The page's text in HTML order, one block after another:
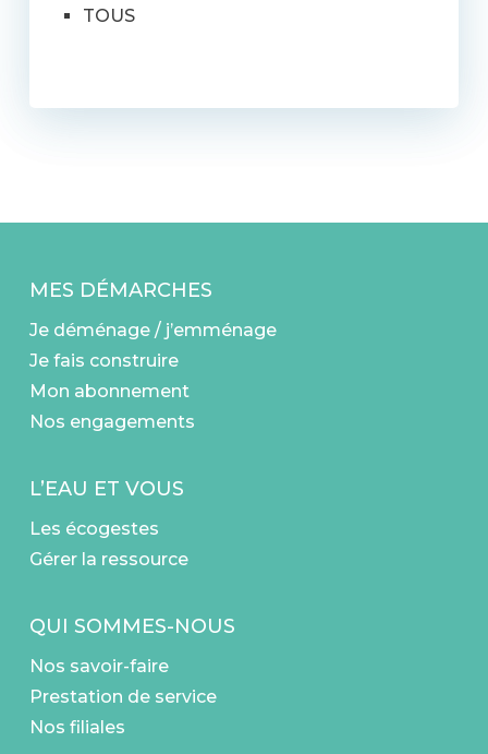
TOUS
MES DÉMARCHES
Je déménage / j’emménage
Je fais construire
Mon abonnement
Nos engagements
L’EAU ET VOUS
Les écogestes
Gérer la ressource
QUI SOMMES-NOUS
Nos savoir-faire
Prestation de service
Nos filiales